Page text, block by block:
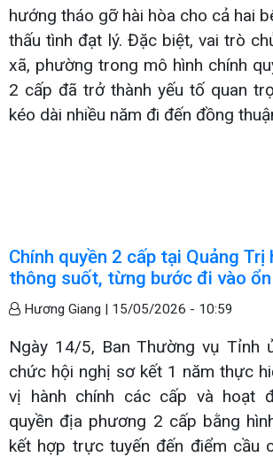
hướng tháo gỡ hài hòa cho cả hai
thấu tình đạt lý. Đặc biệt, vai trò
xã, phường trong mô hình chính
2 cấp đã trở thành yếu tố quan
kéo dài nhiều năm đi đến đồng
Chính quyền 2 cấp tại Quảng
thông suốt, từng bước đi vào
Hương Giang | 15/05/2026 - 10:59
Ngày 14/5, Ban Thường vụ Tỉnh
chức hội nghị sơ kết 1 năm thực
vị hành chính các cấp và hoạt
quyền địa phương 2 cấp bằng
kết hợp trực tuyến đến điểm cầu